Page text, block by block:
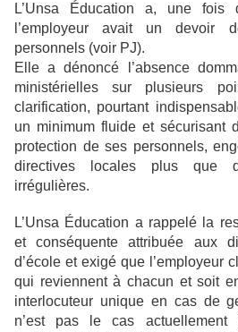
L’Unsa Éducation a, une
l’employeur avait un devoir
personnels (voir PJ).
Elle a dénoncé l’absence
ministérielles sur plusieurs
clarification, pourtant
un minimum fluide et sécurisant
protection de ses personnels,
directives locales plus que
irrégulières.
L’Unsa Éducation a rappelé la
et conséquente attribuée aux
d’école et exigé que l’employeur
qui reviennent à chacun et soit
interlocuteur unique en cas de
n’est pas le cas actuellement